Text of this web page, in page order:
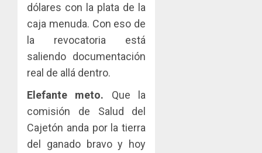
dólares con la plata de la
caja menuda. Con eso de
la revocatoria está
saliendo documentación
real de allá dentro.
Elefante meto. Que la
comisión de Salud del
Cajetón anda por la tierra
del ganado bravo y hoy